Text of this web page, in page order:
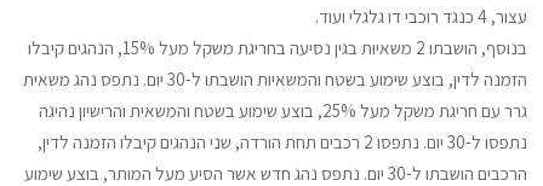
עצור, 4 כנגד רוכבי דו גלגלי ועוד.
בנוסף, הושבתו 2 משאיות בגין נסיעה בחריגת משקל מעל 15%, הנהגים קיבלו
הזמנה לדין, בוצע שימוע בשטח והמשאיות הושבתו ל-30 יום. ⁠נתפס נהג משאית
גרר עם חריגת משקל מעל 25%, בוצע שימוע בשטח והמשאית והרישיון נהיגה
נתפסו ל-30 יום. ⁠נתפסו 2 רכבים תחת הורדה, שני הנהגים קיבלו הזמנה לדין,
הרכבים הושבתו ל-30 יום. נתפס נהג חדש אשר הסיע מעל המותר, בוצע שימוע